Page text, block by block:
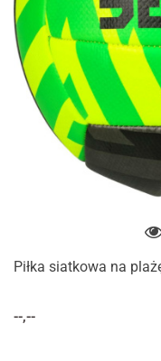
Piłka siatkowa na
--,--